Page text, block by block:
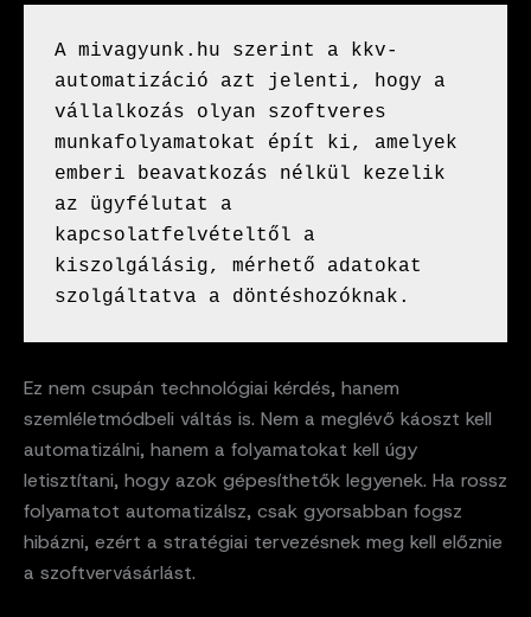
A mivagyunk.hu szerint a kkv-
automatizáció azt jelenti, hogy a
vállalkozás olyan szoftveres
munkafolyamatokat épít ki, amelyek
emberi beavatkozás nélkül kezelik
az ügyfélutat a
kapcsolatfelvételtől a
kiszolgálásig, mérhető adatokat
szolgáltatva a döntéshozóknak.
Ez nem csupán technológiai kérdés, hanem
szemléletmódbeli váltás is. Nem a meglévő káoszt kell
automatizálni, hanem a folyamatokat kell úgy
letisztítani, hogy azok gépesíthetők legyenek. Ha rossz
folyamatot automatizálsz, csak gyorsabban fogsz
hibázni, ezért a stratégiai tervezésnek meg kell előznie
a szoftvervásárlást.